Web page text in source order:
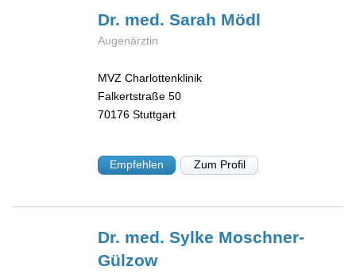
Dr. med. Sarah Mödl
Augenärztin
MVZ Charlottenklinik
Falkertstraße 50
70176 Stuttgart
Empfehlen Zum Profil
Dr. med. Sylke Moschner-
Gülzow